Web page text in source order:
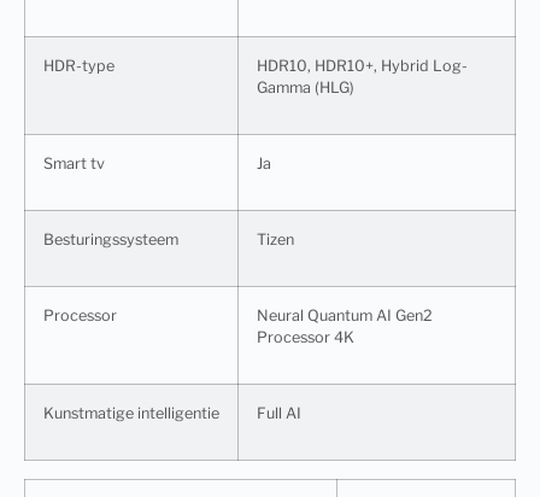
HDR-type
HDR10, HDR10+, Hybrid Log-
Gamma (HLG)
Smart tv Ja
Besturingssysteem Tizen
Processor
Neural Quantum AI Gen2
Processor 4K
Kunstmatige intelligentie Full AI